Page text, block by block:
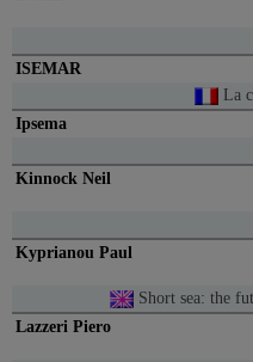
ISEMAR
La
Ipsema
Kinnock Neil
Kyprianou Paul
Short sea: the
Lazzeri Piero